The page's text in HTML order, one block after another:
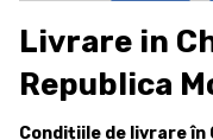
Livrare in
Republica
Condițiile de livrare în